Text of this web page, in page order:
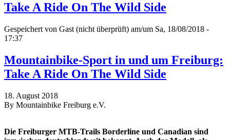
Take A Ride On The Wild Side
Gespeichert von Gast (nicht überprüft) am/um Sa, 18/08/2018 -
17:37
Mountainbike-Sport in und um Freiburg:
Take A Ride On The Wild Side
18. August 2018
By Mountainbike Freiburg e.V.
Die Freiburger MTB-Trails Borderline und Canadian sind